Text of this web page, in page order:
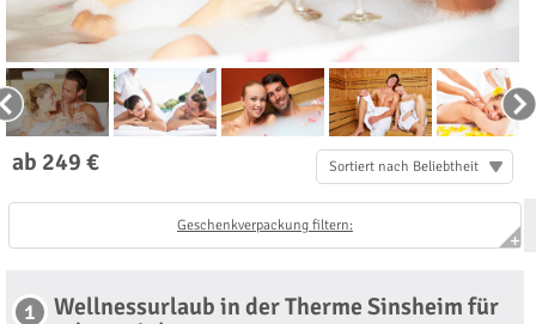
ab 249 € Sortiert nach Beliebtheit
Geschenkverpackung filtern:
1
Wellnessurlaub in der Therme Sinsheim für